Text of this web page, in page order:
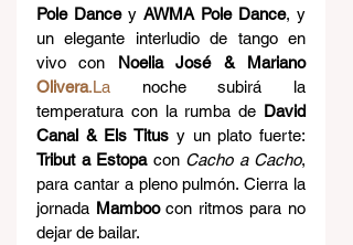
Pole Dance y AWMA Pole Dance, y
un elegante interludio de tango en
vivo con
Noelia José & Mariano
Olivera.La noche subirá la
temperatura con la rumba de David
Canal & Els Titus
Tribut a Estopa con Cacho a Cacho,
para cantar a pleno pulmón. Cierra la
jornada Mamboo con ritmos para no
dejar de bailar.